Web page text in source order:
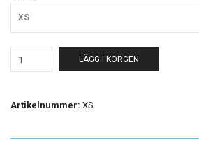
XS
LÄGG I KORGEN
Artikelnummer: XS